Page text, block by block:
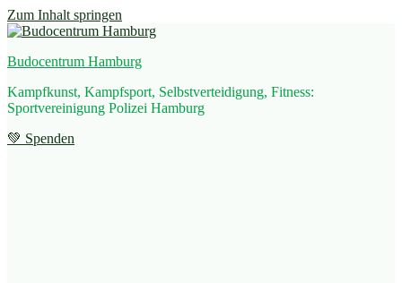
Zum Inhalt springen
Budocentrum Hamburg
Kampfkunst, Kampfsport, Selbstverteidigung, Fitness:
Sportvereinigung Polizei Hamburg
💚 Spenden